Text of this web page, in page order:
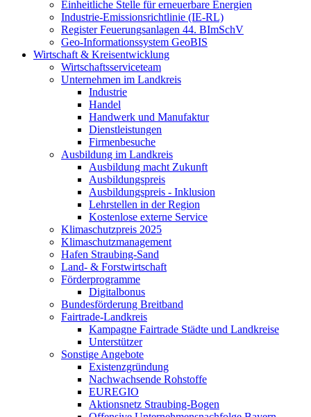
Einheitliche Stelle für erneuerbare Energien
Industrie-Emissionsrichtlinie (IE-RL)
Register Feuerungsanlagen 44. BImSchV
Geo-Informationssystem GeoBIS
Wirtschaft & Kreisentwicklung
Wirtschaftsserviceteam
Unternehmen im Landkreis
Industrie
Handel
Handwerk und Manufaktur
Dienstleistungen
Firmenbesuche
Ausbildung im Landkreis
Ausbildung macht Zukunft
Ausbildungspreis
Ausbildungspreis - Inklusion
Lehrstellen in der Region
Kostenlose externe Service
Klimaschutzpreis 2025
Klimaschutzmanagement
Hafen Straubing-Sand
Land- & Forstwirtschaft
Förderprogramme
Digitalbonus
Bundesförderung Breitband
Fairtrade-Landkreis
Kampagne Fairtrade Städte und Landkreise
Unterstützer
Sonstige Angebote
Existenzgründung
Nachwachsende Rohstoffe
EUREGIO
Aktionsnetz Straubing-Bogen